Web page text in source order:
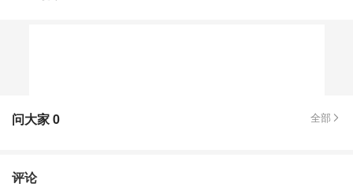
问大家0 全部
评论